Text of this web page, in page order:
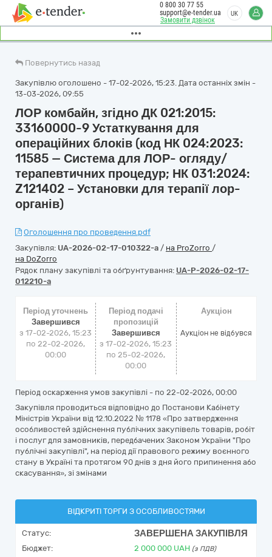
Замовити дзвінок
0 800 30 77 55
support@e-tender.ua
UK
Повернутись назад
Закупівлю оголошено - 17-02-2026, 15:23. Дата останніх змін -
13-03-2026, 09:55
ЛОР комбайн, згідно ДК 021:2015:
33160000-9 Устаткування для
операційних блоків (код НК 024:2023:
11585 — Система для ЛОР- огляду/
терапевтичних процедур; НК 031:2024:
Z121402 – Установки для терапії лор-
органів)
Оголошення про проведення.pdf
Закупівля: UA-2026-02-17-010322-a / на ProZorro /
на DoZorro
Рядок плану закупівлі та обґрунтування: UA-P-2026-02-17-
012210-a
Період уточнень
Завершився
з 17-02-2026, 15:23
по 22-02-2026,
00:00
Період подачі
пропозицій
Завершився
з 17-02-2026, 15:23
по 25-02-2026,
00:00
Аукціон
Аукціон не відбувся
Період оскарження умов закупівлі - по 22-02-2026, 00:00
Закупівля проводиться відповідно до Постанови Кабінету
Міністрів України від 12.10.2022 № 1178 «Про затвердження
особливостей здійснення публічних закупівель товарів, робіт
і послуг для замовників, передбачених Законом України "Про
публічні закупівлі", на період дії правового режиму воєнного
стану в Україні та протягом 90 днів з дня його припинення або
скасування», зі змінами
ВІДКРИТІ ТОРГИ З ОСОБЛИВОСТЯМИ
Статус: ЗАВЕРШЕНА ЗАКУПІВЛЯ
Бюджет: 2 000 000 UAH (з ПДВ)